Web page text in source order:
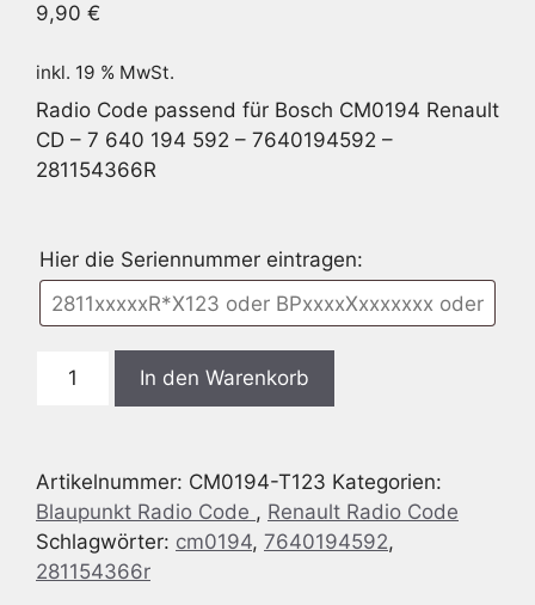
9,90 €
inkl. 19 % MwSt.
Radio Code passend für Bosch CM0194 Renault
CD – 7 640 194 592 – 7640194592 –
281154366R
Hier die Seriennummer eintragen:
Bosch
-
7
640
194
In den Warenkorb
Artikelnummer: CM0194-T123 Kategorien:
Blaupunkt Radio Code , Renault Radio Code
Schlagwörter: cm0194, 7640194592,
281154366r